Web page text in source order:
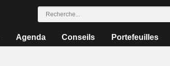
Agenda Conseils Portefeuilles